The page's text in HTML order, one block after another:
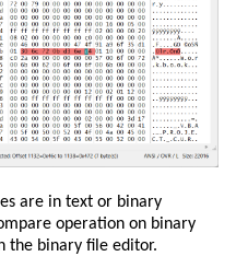
are in text or binary
operation on binary
the binary file editor.